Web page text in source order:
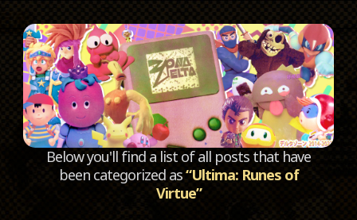
Below you'll find a list of all posts that have
been categorized as“Ultima: Runes of
Virtue”